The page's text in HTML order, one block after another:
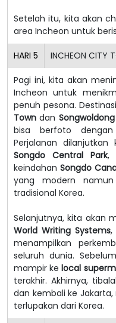
Setelah itu, kita akan
area Incheon untuk
HARI 5 INCHEON CITY
Pagi ini, kita akan
Incheon untuk
penuh pesona.
Town dan
bisa berfoto
Perjalanan
Songdo Central Park,
keindahan Songdo
yang modern
tradisional Korea.
Selanjutnya, kita akan
World Writing Systems,
menampilkan
seluruh dunia.
mampir kelocal
terakhir. Akhirnya,
dan kembali ke
terlupakan dari Korea.